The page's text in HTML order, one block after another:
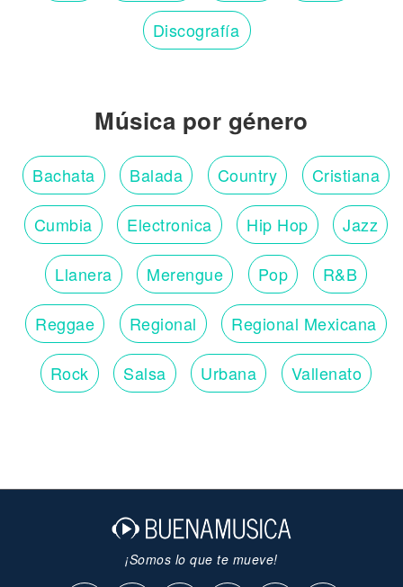
Discografía
Música por género
Bachata Balada Country Cristiana
Cumbia Electronica Hip Hop Jazz
Llanera Merengue Pop R&B
Reggae Regional Regional Mexicana
Rock Salsa Urbana Vallenato
¡Somos lo que te mueve!